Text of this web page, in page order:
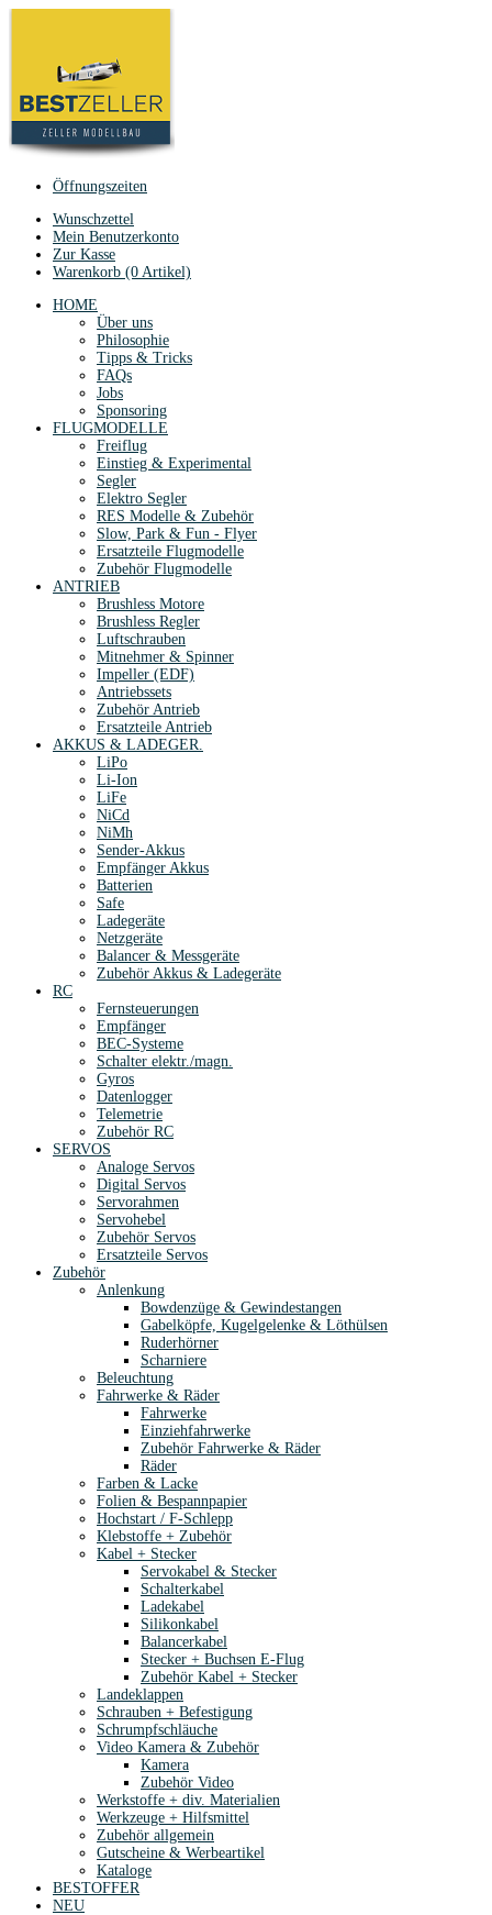
Öffnungszeiten
Wunschzettel
Mein Benutzerkonto
Zur Kasse
Warenkorb (0 Artikel)
HOME
Über uns
Philosophie
Tipps & Tricks
FAQs
Jobs
Sponsoring
FLUGMODELLE
Freiflug
Einstieg & Experimental
Segler
Elektro Segler
RES Modelle & Zubehör
Slow, Park & Fun - Flyer
Ersatzteile Flugmodelle
Zubehör Flugmodelle
ANTRIEB
Brushless Motore
Brushless Regler
Luftschrauben
Mitnehmer & Spinner
Impeller (EDF)
Antriebssets
Zubehör Antrieb
Ersatzteile Antrieb
AKKUS & LADEGER.
LiPo
Li-Ion
LiFe
NiCd
NiMh
Sender-Akkus
Empfänger Akkus
Batterien
Safe
Ladegeräte
Netzgeräte
Balancer & Messgeräte
Zubehör Akkus & Ladegeräte
RC
Fernsteuerungen
Empfänger
BEC-Systeme
Schalter elektr./magn.
Gyros
Datenlogger
Telemetrie
Zubehör RC
SERVOS
Analoge Servos
Digital Servos
Servorahmen
Servohebel
Zubehör Servos
Ersatzteile Servos
Zubehör
Anlenkung
Bowdenzüge & Gewindestangen
Gabelköpfe, Kugelgelenke & Löthülsen
Ruderhörner
Scharniere
Beleuchtung
Fahrwerke & Räder
Fahrwerke
Einziehfahrwerke
Zubehör Fahrwerke & Räder
Räder
Farben & Lacke
Folien & Bespannpapier
Hochstart / F-Schlepp
Klebstoffe + Zubehör
Kabel + Stecker
Servokabel & Stecker
Schalterkabel
Ladekabel
Silikonkabel
Balancerkabel
Stecker + Buchsen E-Flug
Zubehör Kabel + Stecker
Landeklappen
Schrauben + Befestigung
Schrumpfschläuche
Video Kamera & Zubehör
Kamera
Zubehör Video
Werkstoffe + div. Materialien
Werkzeuge + Hilfsmittel
Zubehör allgemein
Gutscheine & Werbeartikel
Kataloge
BESTOFFER
NEU